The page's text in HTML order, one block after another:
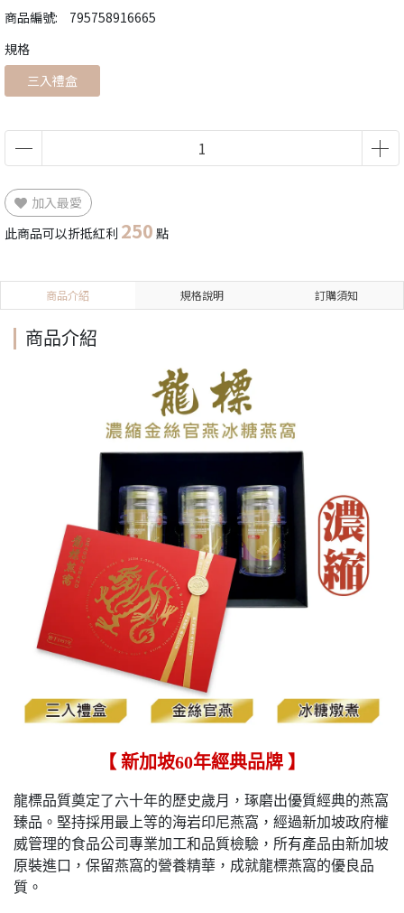
商品編號:
795758916665
規格
三入禮盒
加入最愛
此商品可以折抵紅利 250 點
商品介紹 規格說明 訂購須知
商品介紹
【 新加坡60年經典品牌 】
龍標品質奠定了六十年的歷史歲月，琢磨出優質經典的燕窩
臻品。堅持採用最上等的海岩印尼燕窩，經過新加坡政府權
威管理的食品公司專業加工和品質檢驗，所有產品由新加坡
原裝進口，保留燕窩的營養精華，成就龍標燕窩的優良品
質。